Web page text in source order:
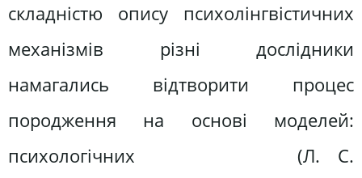
складністю опису психолінгвістичних
механізмів різні дослідники
намагались відтворити процес
породження на основі моделей:
психологічних (Л. С.